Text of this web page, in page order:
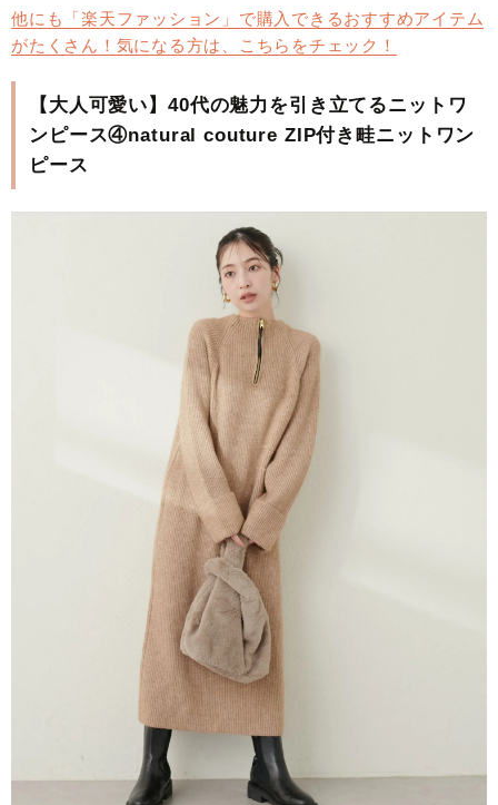
他にも「楽天ファッション」で購入できるおすすめアイテム
がたくさん！気になる方は、こちらをチェック！
【大人可愛い】40代の魅力を引き立てるニットワ
ンピース④natural couture ZIP付き畦ニットワン
ピース